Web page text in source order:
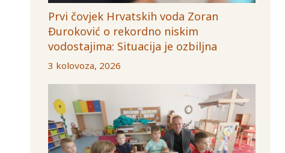
Prvi čovjek Hrvatskih voda Zoran
Đuroković o rekordno niskim
vodostajima: Situacija je ozbiljna
3 kolovoza, 2026